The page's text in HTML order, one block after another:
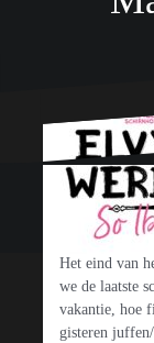
Little
wereld
3 juli 2018
Het eind van
we de laatste
vakantie, hoe
gisteren
Ondersteund